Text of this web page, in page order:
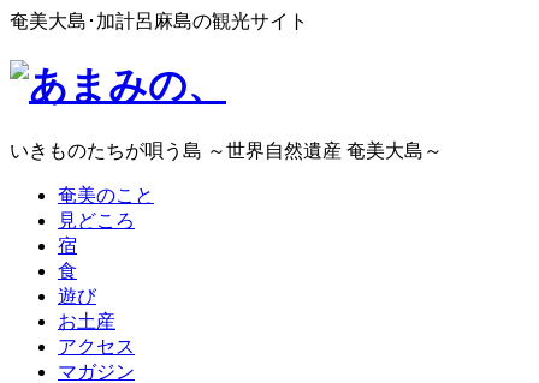
奄美大島･加計呂麻島の観光サイト
いきものたちが唄う島 ～世界自然遺産 奄美大島～
奄美のこと
見どころ
宿
食
遊び
お土産
アクセス
マガジン